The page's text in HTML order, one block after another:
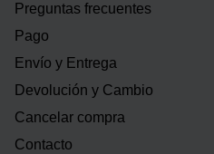
Preguntas frecuentes
Pago
Envío y Entrega
Devolución y Cambio
Cancelar compra
Contacto